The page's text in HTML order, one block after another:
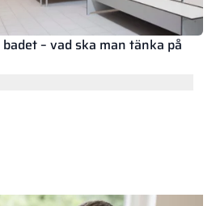
– vad ska man tänka på